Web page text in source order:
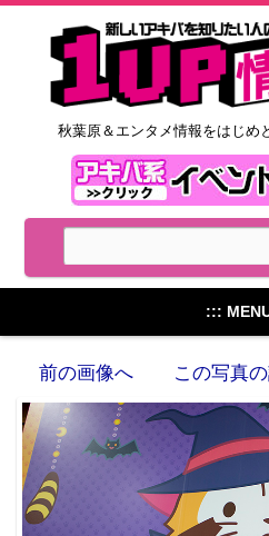
秋葉原＆エンタメ情報をはじめ
:::
前の画像へ この写真